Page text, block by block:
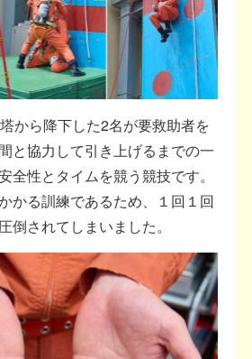
から降下した2名が要救助者を
と協力して引き上げるまでの一
全性とタイムを競う競技です。
かる訓練であるため、１回１回
倒されてしまいました。